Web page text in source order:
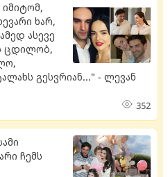
ხარ,
ასევე
ცდილობ,
გესვრიან..." - ლევან
352
ჩემს